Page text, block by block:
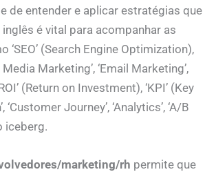
de entender e aplicar estratégias que
é vital para acompanhar as
(Search Engine Optimization),
Marketing’, ‘Email Marketing’,
(Return on Investment), ‘KPI’ (Key
Journey’, ‘Analytics’, ‘A/B
iceberg.
marketing/rh permite que